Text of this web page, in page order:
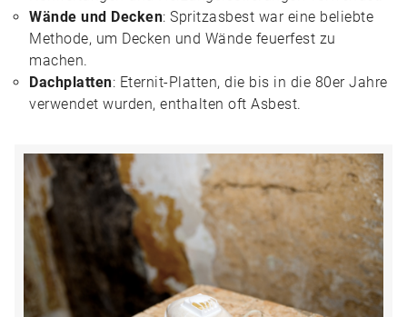
Wände und Decken: Spritzasbest war eine beliebte
Methode, um Decken und Wände feuerfest zu
machen.
Dachplatten: Eternit-Platten, die bis in die 80er Jahre
verwendet wurden, enthalten oft Asbest.